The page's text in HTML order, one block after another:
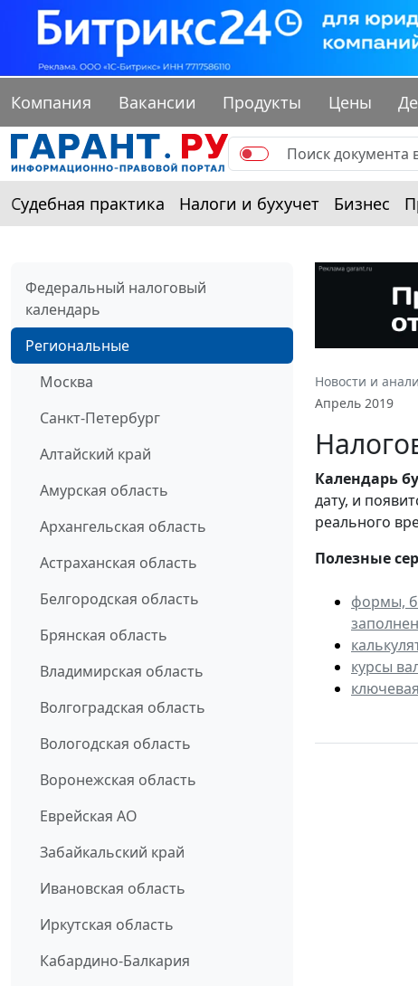
Компания Вакансии Продукты Цены
Судебная практика Налоги и бухучет Бизнес
Федеральный налоговый
календарь
Региональные
Москва
Санкт-Петербург
Алтайский край
Амурская область
Архангельская область
Астраханская область
Белгородская область
Брянская область
Владимирская область
Волгоградская область
Вологодская область
Воронежская область
Еврейская АО
Забайкальский край
Ивановская область
Иркутская область
Кабардино-Балкария
Новости и
Апрель 2019
Календарь
дату, и
реального
Полезные
формы,
курсы